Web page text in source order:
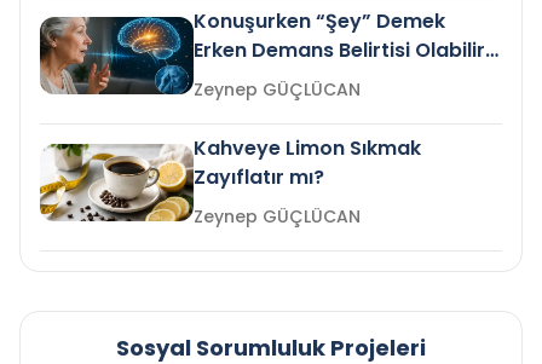
Konuşurken “Şey” Demek
Erken Demans Belirtisi Olabilir
mi?
Zeynep GÜÇLÜCAN
Kahveye Limon Sıkmak
Zayıflatır mı?
Zeynep GÜÇLÜCAN
Sosyal Sorumluluk Projeleri